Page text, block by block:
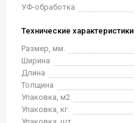
УФ-обработка
Технические характеристики
Размер, мм.
Ширина
Длина
Толщина
Упаковка, м2
Упаковка, кг.